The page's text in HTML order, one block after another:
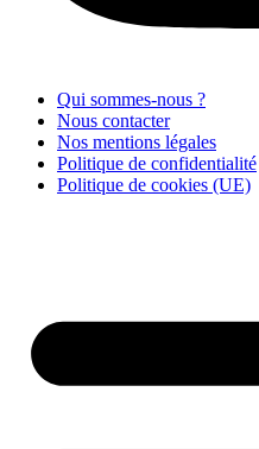
Qui sommes-nous ?
Nous contacter
Nos mentions légales
Politique de confidentialité
Politique de cookies (UE)